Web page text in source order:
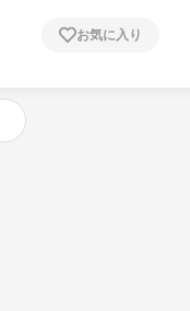
お気に入り